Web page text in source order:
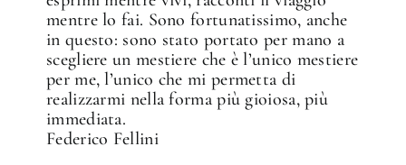
mentre lo fai. Sono fortunatissimo, anche
in questo: sono stato portato per mano a
scegliere un mestiere che è l’unico mestiere
per me, l’unico che mi permetta di
realizzarmi nella forma più gioiosa, più
immediata.
Federico Fellini